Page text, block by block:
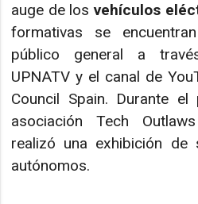
auge de losvehículos
formativas se
público general a
UPNATV y el canal de
Council Spain. Durante
asociación Tech
realizó una exhibición de
autónomos.